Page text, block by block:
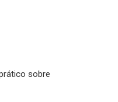
sobre